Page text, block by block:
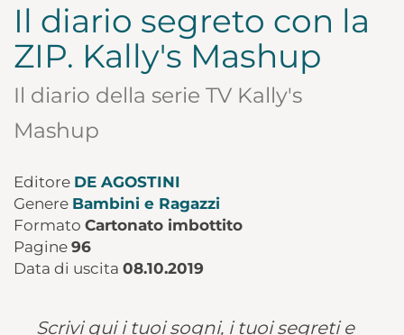
Il diario segreto con la
ZIP. Kally's Mashup
Il diario della serie TV Kally's
Mashup
Editore DE AGOSTINI
Genere Bambini e Ragazzi
Formato Cartonato imbottito
Pagine 96
Data di uscita 08.10.2019
Scrivi qui i tuoi sogni, i tuoi segreti e